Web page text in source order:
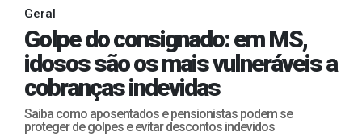
Geral
Golpe do consignado: em MS,
idosos são os mais vulneráveis a
cobranças indevidas
Saiba como aposentados e pensionistas podem se
proteger de golpes e evitar descontos indevidos